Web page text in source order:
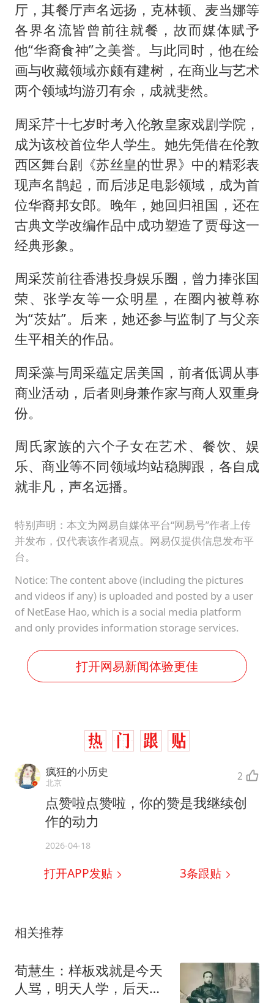
厅，其餐厅声名远扬，克林顿、麦当娜等
各界名流皆曾前往就餐，故而媒体赋予
他“华裔食神”之美誉。与此同时，他在绘
画与收藏领域亦颇有建树，在商业与艺术
两个领域均游刃有余，成就斐然。
周采芹十七岁时考入伦敦皇家戏剧学院，
成为该校首位华人学生。她先凭借在伦敦
西区舞台剧《苏丝皇的世界》中的精彩表
现声名鹊起，而后涉足电影领域，成为首
位华裔邦女郎。晚年，她回归祖国，还在
古典文学改编作品中成功塑造了贾母这一
经典形象。
周采茨前往香港投身娱乐圈，曾力捧张国
荣、张学友等一众明星，在圈内被尊称
为“茨姑”。后来，她还参与监制了与父亲
生平相关的作品。
周采藻与周采蕴定居美国，前者低调从事
商业活动，后者则身兼作家与商人双重身
份。
周氏家族的六个子女在艺术、餐饮、娱
乐、商业等不同领域均站稳脚跟，各自成
就非凡，声名远播。
特别声明：本文为网易自媒体平台“网易号”作者上传
并发布，仅代表该作者观点。网易仅提供信息发布平
台。
Notice: The content above (including the pictures
and videos if any) is uploaded and posted by a user
of NetEase Hao, which is a social media platform
and only provides information storage services.
打开网易新闻体验更佳
疯狂的小历史
北京 2
点赞啦点赞啦，你的赞是我继续创
作的动力
2026-04-18
打开APP发贴 3条跟贴
相关推荐
荀慧生：样板戏就是今天
人骂，明天人学，后天就